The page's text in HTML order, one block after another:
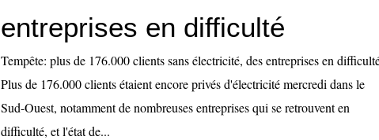
entreprises en difficulté
Tempête: plus de 176.000 clients sans électricité, des entreprises en
Plus de 176.000 clients étaient encore privés d'électricité mercredi dans le
Sud-Ouest, notamment de nombreuses entreprises qui se retrouvent en
difficulté, et l'état de...